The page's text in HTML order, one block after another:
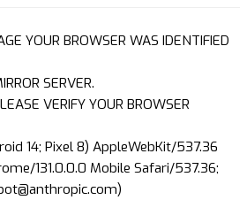
YOUR BROWSER WAS IDENTIFIED
SERVER.
VERIFY YOUR BROWSER
14; Pixel 8) AppleWebKit/537.36
131.0.0.0 Mobile Safari/537.36;